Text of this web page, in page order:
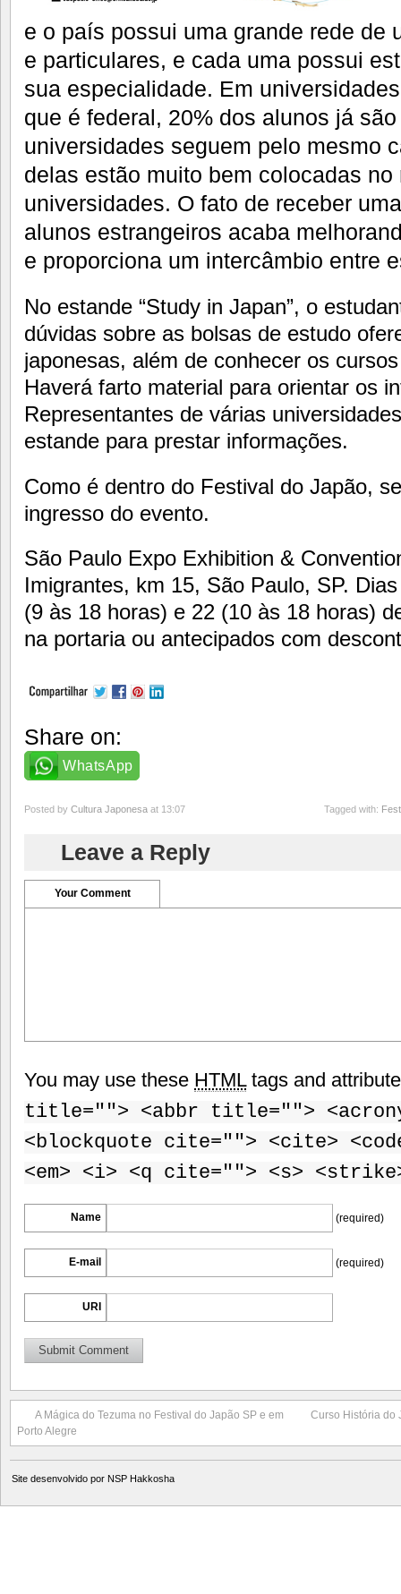
e o país possui uma grande rede de
e particulares, e cada uma possui
sua especialidade. Em
que é federal, 20% dos alunos já
universidades seguem pelo mesmo
delas estão muito bem colocadas
universidades. O fato de receber
alunos estrangeiros acaba
e proporciona um intercâmbio entre
No estande “Study in Japan”, o
dúvidas sobre as bolsas de estudo
japonesas, além de conhecer os
Haverá farto material para orientar os
Representantes de várias
estande para prestar informações.
Como é dentro do Festival do Japão,
ingresso do evento.
São Paulo Expo Exhibition &
Imigrantes, km 15, São Paulo, SP.
(9 às 18 horas) e 22 (10 às 18 horas)
na portaria ou antecipados com
Share on:
WhatsApp
Posted by Cultura Japonesa at 13:07 Tagged with:
Leave a Reply
Your Comment
You may use these HTMLtags and
title=""> <abbr title="">
<blockquote cite=""> <cite>
<em> <i> <q cite=""> <s>
Name (required)
E-mail (required)
URI
A Mágica do Tezuma no Festival do Japão SP e em
Porto Alegre
Curso História do
Site desenvolvido por NSP Hakkosha